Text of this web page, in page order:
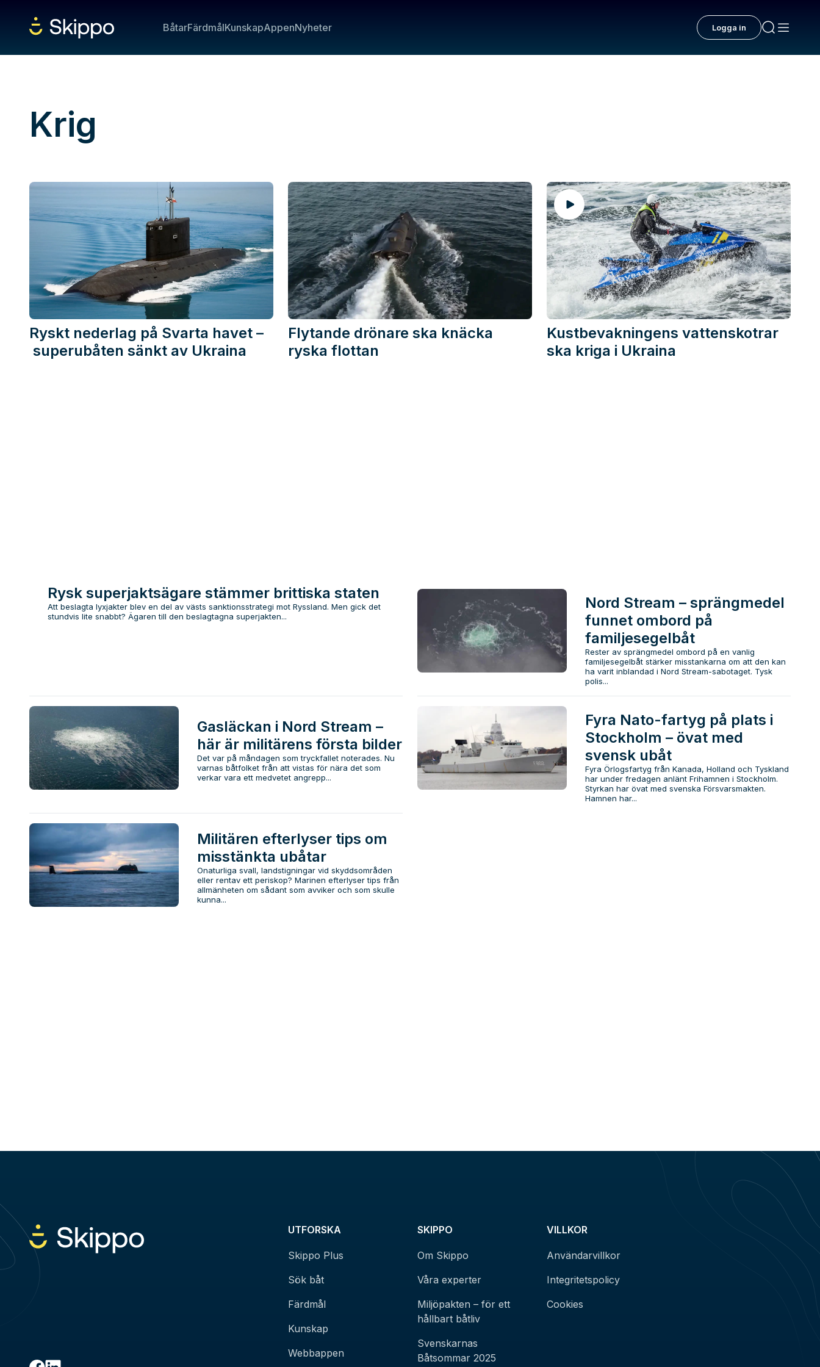
BåtarFärdmålKunskapAppenNyheter Logga in
Krig
Ryskt nederlag på Svarta havet –
superubåten sänkt av Ukraina
Flytande drönare ska knäcka
ryska flottan
Kustbevakningens vattenskotrar
ska kriga i Ukraina
Rysk superjaktsägare stämmer brittiska staten
Att beslagta lyxjakter blev en del av västs sanktionsstrategi mot Ryssland. Men gick det
stundvis lite snabbt? Ägaren till den beslagtagna superjakten...
Nord Stream – sprängmedel
funnet ombord på
familjesegelbåt
Rester av sprängmedel ombord på en vanlig
familjesegelbåt stärker misstankarna om att den kan
ha varit inblandad i Nord Stream-sabotaget. Tysk
polis...
Gasläckan i Nord Stream –
här är militärens första bilder
Det var på måndagen som tryckfallet noterades. Nu
varnas båtfolket från att vistas för nära det som
verkar vara ett medvetet angrepp...
Fyra Nato-fartyg på plats i
Stockholm – övat med
svensk ubåt
Fyra Örlogsfartyg från Kanada, Holland och Tyskland
har under fredagen anlänt Frihamnen i Stockholm.
Styrkan har övat med svenska Försvarsmakten.
Hamnen har...
Militären efterlyser tips om
misstänkta ubåtar
Onaturliga svall, landstigningar vid skyddsområden
eller rentav ett periskop? Marinen efterlyser tips från
allmänheten om sådant som avviker och som skulle
kunna...
UTFORSKA
Skippo Plus
Sök båt
Färdmål
Kunskap
Webbappen
SKIPPO
Om Skippo
Våra experter
Miljöpakten – för ett
hållbart båtliv
Svenskarnas
Båtsommar 2025
VILLKOR
Användarvillkor
Integritetspolicy
Cookies